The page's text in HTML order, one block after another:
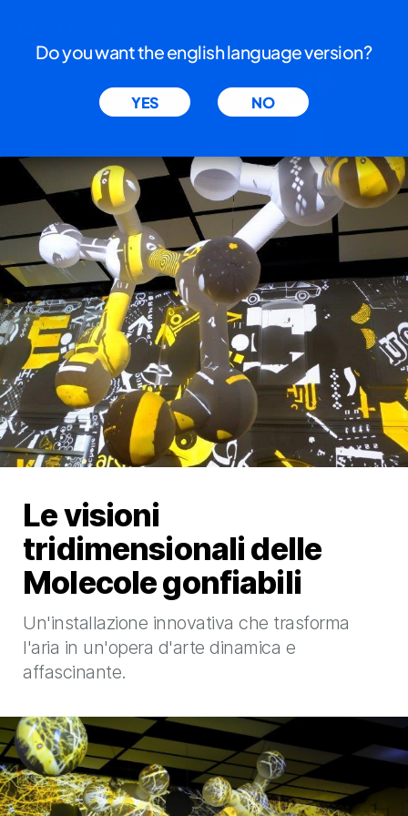
Le visioni
tridimensionali delle
Molecole gonfiabili
Un'installazione innovativa che trasforma
l'aria in un'opera d'arte dinamica e
affascinante.
Do you want the english language version?
YES NO
Informativa sulla raccolta